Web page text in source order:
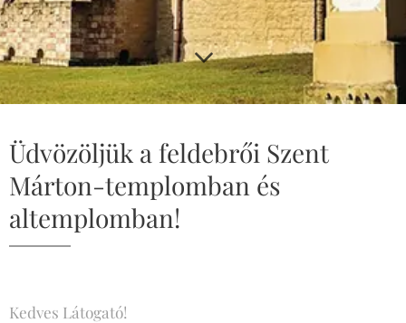
Üdvözöljük a feldebrői Szent
Márton-templomban és
altemplomban!
Kedves Látogató!